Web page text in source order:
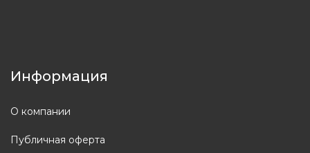
Информация
О компании
Публичная оферта